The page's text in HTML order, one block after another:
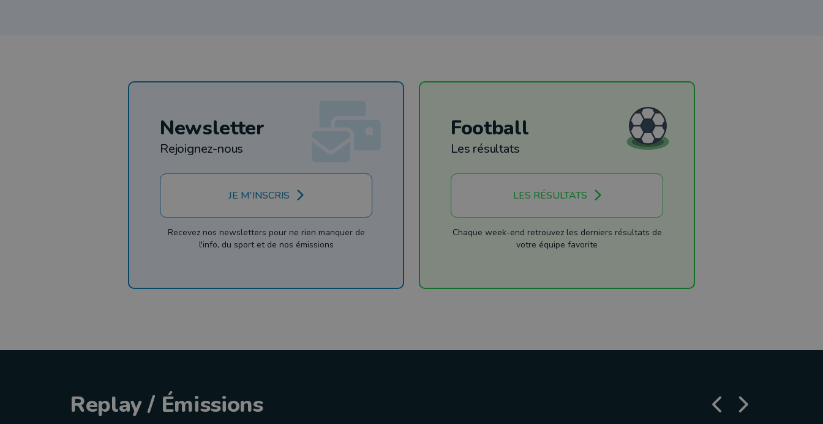
Newsletter
Rejoignez-nous
JE M'INSCRIS
Recevez nos newsletters pour ne rien manquer de
l'info, du sport et de nos émissions
Football
Les résultats
LES RÉSULTATS
Chaque week-end retrouvez les derniers résultats de
votre équipe favorite
Replay / Émissions